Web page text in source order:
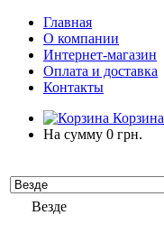
Главная
О компании
Интернет-магазин
Оплата и доставка
Контакты
Корзина
На сумму 0 грн.
Везде